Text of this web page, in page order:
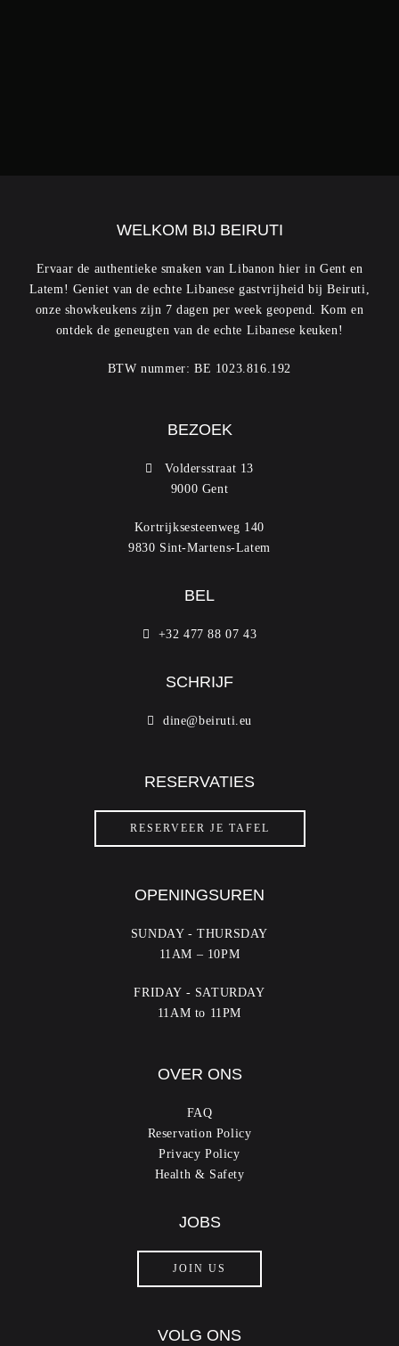
WELKOM BIJ BEIRUTI
Ervaar de authentieke smaken van Libanon hier in Gent en
Latem! Geniet van de echte Libanese gastvrijheid bij Beiruti,
onze showkeukens zijn 7 dagen per week geopend. Kom en
ontdek de geneugten van de echte Libanese keuken!
BTW nummer: BE 1023.816.192
BEZOEK
Voldersstraat 13
9000 Gent
Kortrijksesteenweg 140
9830 Sint-Martens-Latem
BEL
+32 477 88 07 43
SCHRIJF
dine@beiruti.eu
RESERVATIES
RESERVEER JE TAFEL
OPENINGSUREN
SUNDAY - THURSDAY
11AM – 10PM
FRIDAY - SATURDAY
11AM to 11PM
OVER ONS
FAQ
Reservation Policy
Privacy Policy
Health & Safety
JOBS
JOIN US
VOLG ONS